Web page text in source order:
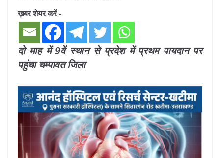
ख़बर शेयर करें -
दो माह में 9वें स्थान से प्रदेश में प्रथम पायदान पर
पहुंचा चम्पावत जिला